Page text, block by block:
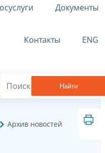
Документы
Контакты ENG
Найти
Архив новостей